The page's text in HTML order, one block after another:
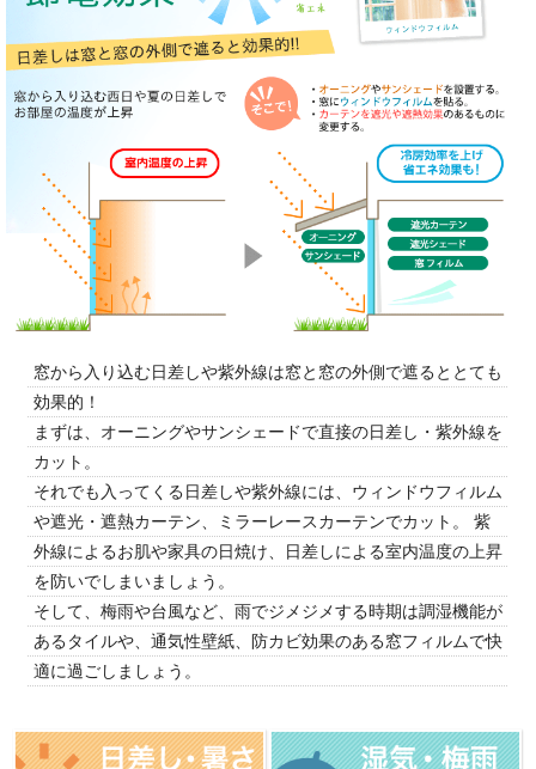
窓から入り込む日差しや紫外線は窓と窓の外側で遮るととても
効果的！
まずは、オーニングやサンシェードで直接の日差し・紫外線を
カット。
それでも入ってくる日差しや紫外線には、ウィンドウフィルム
や遮光・遮熱カーテン、ミラーレースカーテンでカット。 紫
外線によるお肌や家具の日焼け、日差しによる室内温度の上昇
を防いでしまいましょう。
そして、梅雨や台風など、雨でジメジメする時期は調湿機能が
あるタイルや、通気性壁紙、防カビ効果のある窓フィルムで快
適に過ごしましょう。